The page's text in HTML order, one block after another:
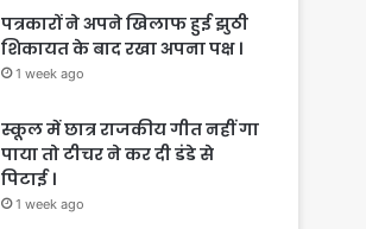
पत्रकारों ने अपने खिलाफ हुई झुठी
शिकायत के बाद रखा अपना पक्ष ।
1 week ago
स्कूल में छात्र राजकीय गीत नहीं गा
पाया तो टीचर ने कर दी डंडे से
पिटाई ।
1 week ago